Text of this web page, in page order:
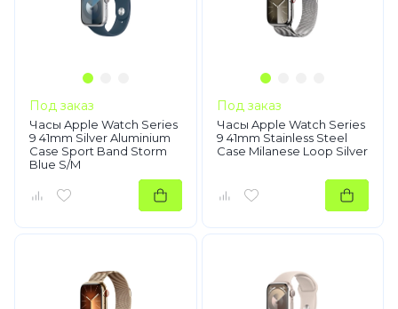
Под заказ
Часы Apple Watch Series
9 41mm Silver Aluminium
Case Sport Band Storm
Blue S/M
Под заказ
Часы Apple Watch Series
9 41mm Stainless Steel
Case Milanese Loop Silver